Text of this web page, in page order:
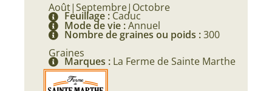
Août|Septembre|Octobre
Feuillage : Caduc
Mode de vie :Annuel
Nombre de graines ou poids :300
Graines
Marques : La Ferme de Sainte Marthe